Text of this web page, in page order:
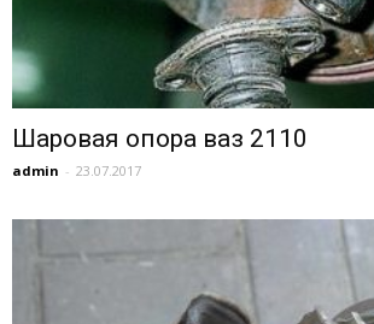
Шаровая опора ваз 2110
admin - 23.07.2017